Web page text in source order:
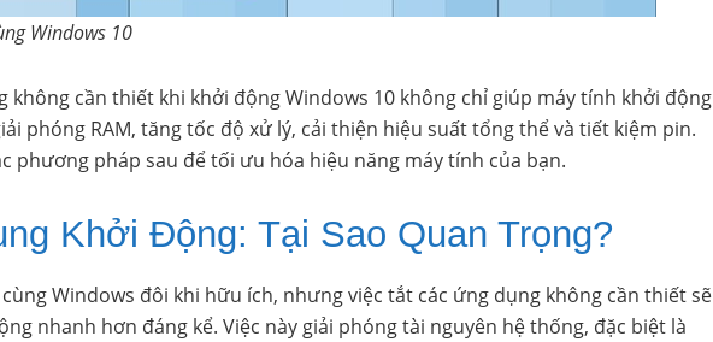
Windows 10
không cần thiết khi khởi động Windows 10 không chỉ giúp máy tính khởi động
phóng RAM, tăng tốc độ xử lý, cải thiện hiệu suất tổng thể và tiết kiệm pin.
phương pháp sau để tối ưu hóa hiệu năng máy tính của bạn.
Khởi Động: Tại Sao Quan Trọng?
Windows đôi khi hữu ích, nhưng việc tắt các ứng dụng không cần thiết sẽ
nhanh hơn đáng kể. Việc này giải phóng tài nguyên hệ thống, đặc biệt là